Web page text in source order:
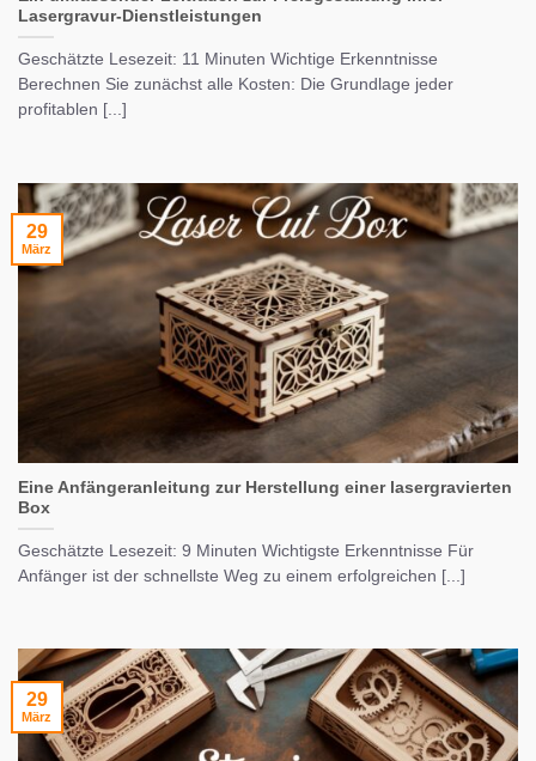
Lasergravur-Dienstleistungen
Geschätzte Lesezeit: 11 Minuten Wichtige Erkenntnisse
Berechnen Sie zunächst alle Kosten: Die Grundlage jeder
profitablen [...]
Eine Anfängeranleitung zur Herstellung einer lasergravierten
Box
Geschätzte Lesezeit: 9 Minuten Wichtigste Erkenntnisse Für
Anfänger ist der schnellste Weg zu einem erfolgreichen [...]
29
März
29
März